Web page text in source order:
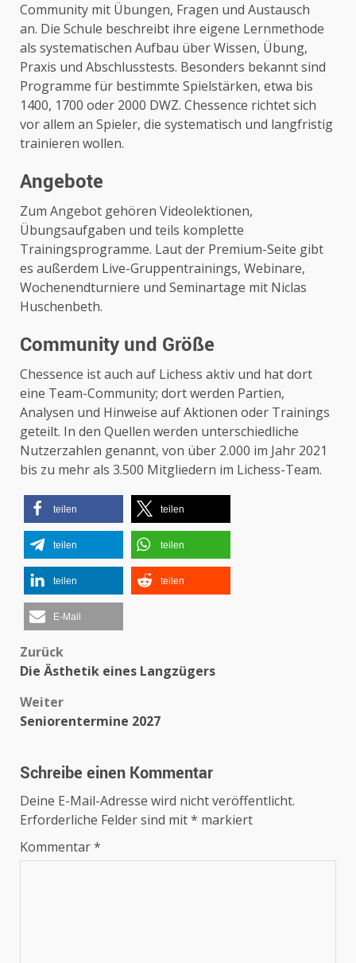
Community mit Übungen, Fragen und Austausch
an. Die Schule beschreibt ihre eigene Lernmethode
als systematischen Aufbau über Wissen, Übung,
Praxis und Abschlusstests. Besonders bekannt sind
Programme für bestimmte Spielstärken, etwa bis
1400, 1700 oder 2000 DWZ. Chessence richtet sich
vor allem an Spieler, die systematisch und langfristig
trainieren wollen.
Angebote
Zum Angebot gehören Videolektionen,
Übungsaufgaben und teils komplette
Trainingsprogramme. Laut der Premium-Seite gibt
es außerdem Live-Gruppentrainings, Webinare,
Wochenendturniere und Seminartage mit Niclas
Huschenbeth.
Community und Größe
Chessence ist auch auf Lichess aktiv und hat dort
eine Team-Community; dort werden Partien,
Analysen und Hinweise auf Aktionen oder Trainings
geteilt. In den Quellen werden unterschiedliche
Nutzerzahlen genannt, von über 2.000 im Jahr 2021
bis zu mehr als 3.500 Mitgliedern im Lichess-Team.
teilen teilen
teilen teilen
teilen teilen
E-Mail
Beitragsnavigation
Zurück
Die Ästhetik eines Langzügers
Weiter
Seniorentermine 2027
Schreibe einen Kommentar
Deine E-Mail-Adresse wird nicht veröffentlicht.
Erforderliche Felder sind mit* markiert
Kommentar*